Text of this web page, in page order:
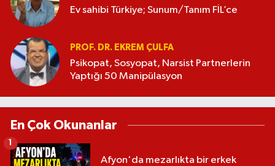
Ev sahibi Türkiye; Sunum/Tanım FİL’ce
PROF. DR. EKREM ÇULFA
Psikopat, Sosyopat, Narsist Partnerlerin
Yaptığı 50 Manipülasyon
En Çok Okunanlar
Afyon'da mezarlıkta bir erkek
1